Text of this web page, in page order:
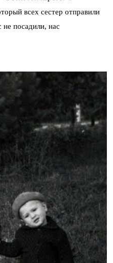
всех сестер отправили
не посадили, нас